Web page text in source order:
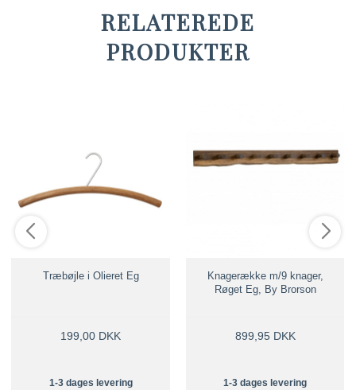
RELATEREDE
PRODUKTER
Træbøjle i Olieret Eg
199,00 DKK
1-3 dages levering
Knagerække m/9 knager,
Røget Eg, By Brorson
899,95 DKK
1-3 dages levering